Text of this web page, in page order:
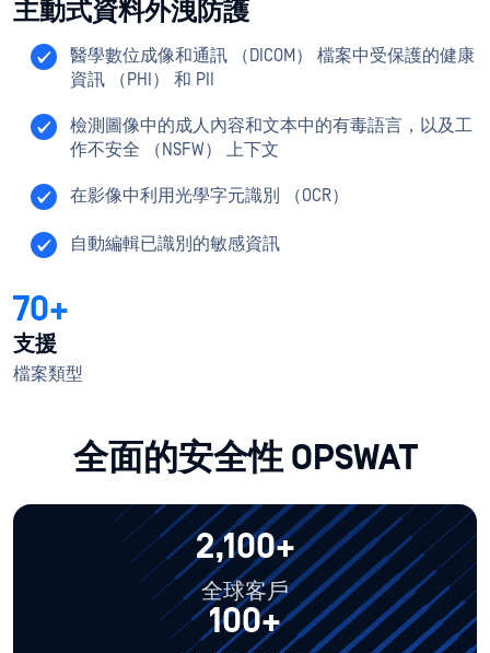
主動式資料外洩防護
醫學數位成像和通訊 （DICOM） 檔案中受保護的健康
資訊 （PHI） 和 PII
檢測圖像中的成人內容和文本中的有毒語言，以及工
作不安全 （NSFW） 上下文
在影像中利用光學字元識別 （OCR）
自動編輯已識別的敏感資訊
70+
支援
檔案類型
全面的安全性 OPSWAT
2,100+
全球客戶
100+